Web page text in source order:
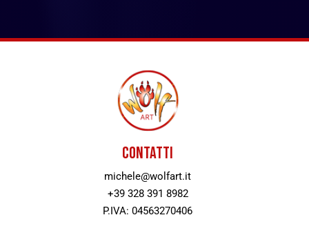
CONTATTI
michele@wolfart.it
+39 328 391 8982
P.IVA: 04563270406